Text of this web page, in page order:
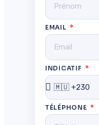
EMAIL
INDICATIF
TÉLÉPHONE